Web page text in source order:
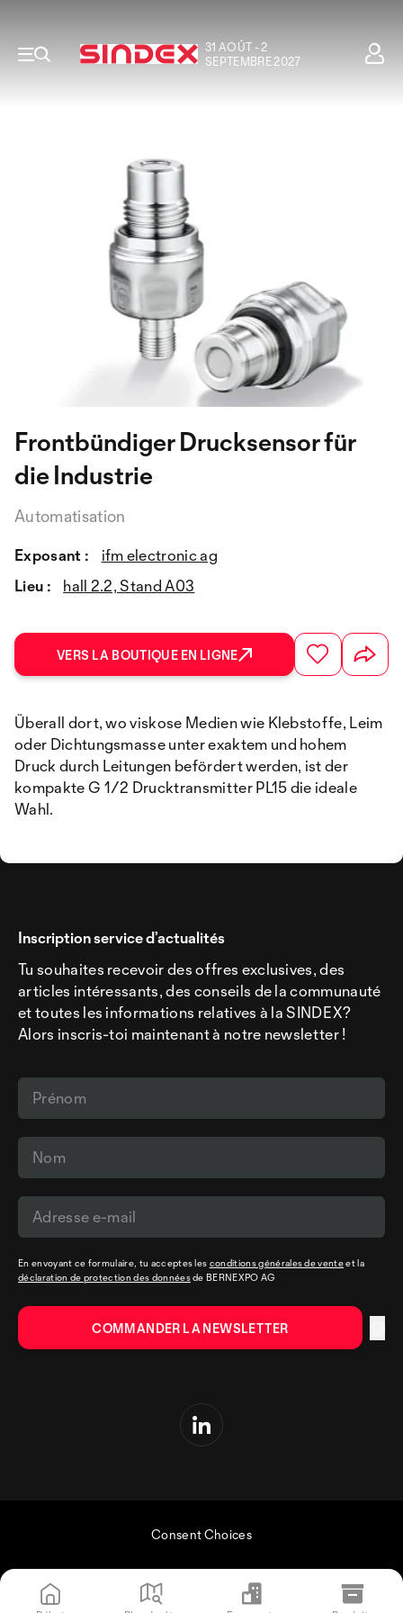
31 AOÛT - 2
SEPTEMBRE 2027
Frontbündiger Drucksensor für
die Industrie
Automatisation
Exposant :
ifm electronic ag
Lieu :
hall 2.2, Stand A03
VERS LA BOUTIQUE EN LIGNE
Überall dort, wo viskose Medien wie Klebstoffe, Leim
oder Dichtungsmasse unter exaktem und hohem
Druck durch Leitungen befördert werden, ist der
kompakte G 1/2 Drucktransmitter PL15 die ideale
Wahl.
Inscription service d’actualités
Tu souhaites recevoir des offres exclusives, des
articles intéressants, des conseils de la communauté
et toutes les informations relatives à la SINDEX?
Alors inscris-toi maintenant à notre newsletter !
En envoyant ce formulaire, tu acceptes les conditions générales de venteet la
déclaration de protection des donnéesde BERNEXPO AG
Consent Choices